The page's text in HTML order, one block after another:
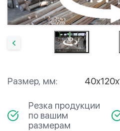
Размер, мм:
Резка продукции
по вашим
размерам